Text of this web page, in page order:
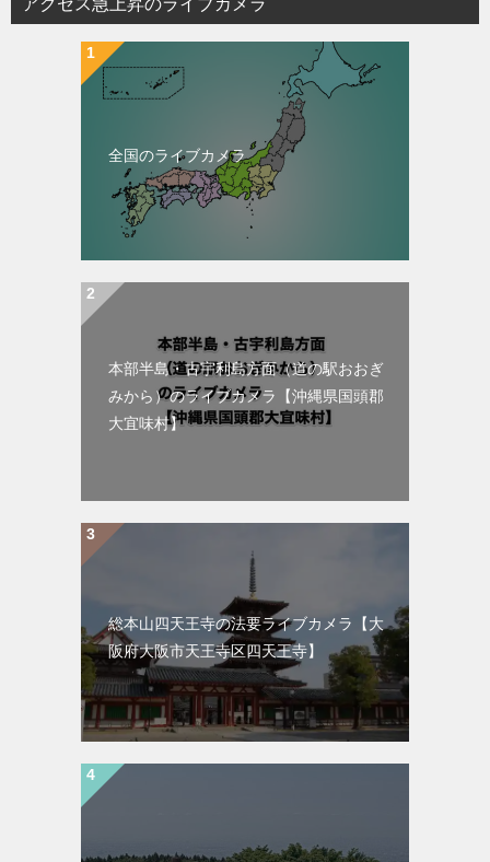
アクセス急上昇のライブカメラ
全国のライブカメラ
本部半島・古宇利島方面（道の駅おおぎ
みから）のライブカメラ【沖縄県国頭郡
大宜味村】
総本山四天王寺の法要ライブカメラ【大
阪府大阪市天王寺区四天王寺】